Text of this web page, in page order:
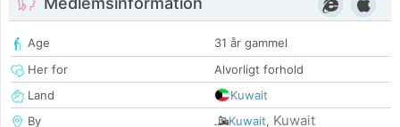
Age
31 år gammel
Her for
Alvorligt forhold
Land
Kuwait
By
Kuwait, Kuwait